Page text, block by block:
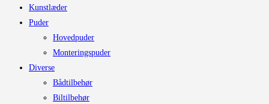
Kunstlæder
Puder
Hovedpuder
Monteringspuder
Diverse
Bådtilbehør
Biltilbehør